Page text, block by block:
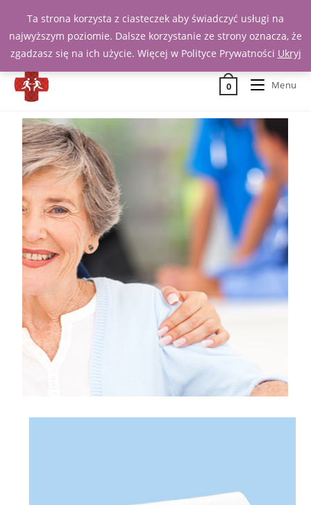
Zadzwoń 539 391 290
0 Menu
Realizujemy recepty
NFZ
Zapraszamy do realizacji recept
Z radością dla klienta
Realizujemy recepty
NFZ
Zapraszamy do realizacji recept
Z radością dla klienta
Realizujemy recepty
NFZ
Zapraszamy do realizacji recept
Z radością dla klienta
Ta strona korzysta z ciasteczek aby świadczyć usługi na
najwyższym poziomie. Dalsze korzystanie ze strony oznacza, że
zgadzasz się na ich użycie. Więcej w Polityce Prywatności Ukryj